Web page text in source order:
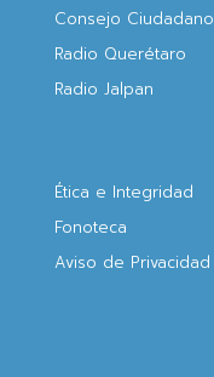
Consejo Ciudadano
Radio Querétaro
Radio Jalpan
Ética e Integridad
Fonoteca
Aviso de Privacidad